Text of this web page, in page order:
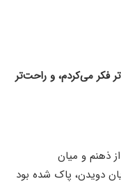
فکر می‌کردم، و راحت‌تر
ذهنم و میان
دویدن، پاک شده بود